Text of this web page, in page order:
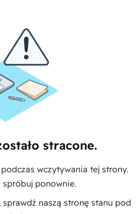
stracone.
wczytywania tej strony.
ponownie.
naszą stronę stanu pod